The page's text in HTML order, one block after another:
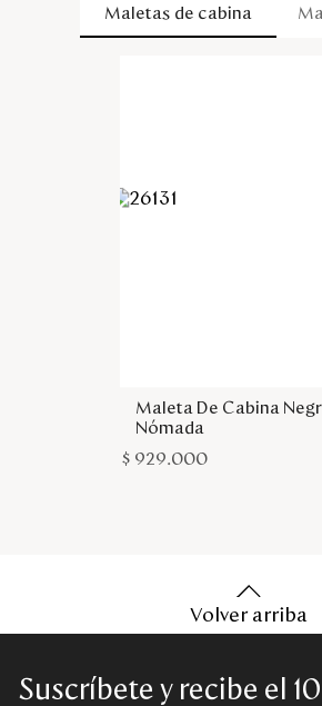
Maletas de cabina
Maleta De Cabina
Nómada
$ 929.000
Volver arriba
Suscríbete y recibe el